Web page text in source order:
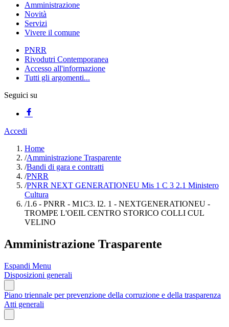
Amministrazione
Novità
Servizi
Vivere il comune
PNRR
Rivodutri Contemporanea
Accesso all'informazione
Tutti gli argomenti...
Seguici su
Accedi
Home
/Amministrazione Trasparente
/Bandi di gara e contratti
/PNRR
/PNRR NEXT GENERATIONEU Mis 1 C 3 2.1 Ministero
Cultura
/1.6 - PNRR - M1C3. I2. 1 - NEXTGENERATIONEU -
TROMPE L'OEIL CENTRO STORICO COLLI CUL
VELINO
Amministrazione Trasparente
Espandi Menu
Disposizioni generali
Piano triennale per prevenzione della corruzione e della trasparenza
Atti generali